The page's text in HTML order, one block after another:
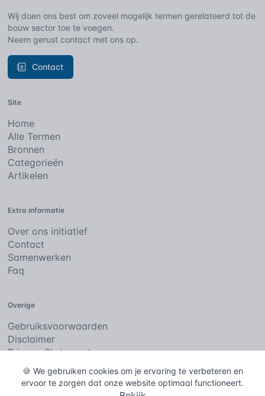
Wij doen ons best om zoveel mogelijk termen gerelateerd tot de
bouw sector toe te voegen.
Neem gerust contact met ons op.
Contact
Site
Home
Alle Termen
Bronnen
Categorieën
Artikelen
Extra informatie
Over ons initiatief
Contact
Samenwerken
Faq
Overige
Gebruiksvoorwaarden
Disclaimer
Privacy Statement
Cookies
🍪 We gebruiken cookies om je ervaring te verbeteren en
ervoor te zorgen dat onze website optimaal functioneert.